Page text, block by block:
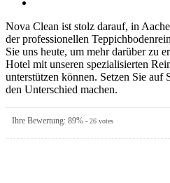
Nova Clean ist stolz darauf, in
der professionellen
Sie uns heute, um mehr darüber zu
Hotel mit unseren spezialisierten
unterstützen können. Setzen Sie auf
den Unterschied machen.
Ihre Bewertung: 89% - 26 votes